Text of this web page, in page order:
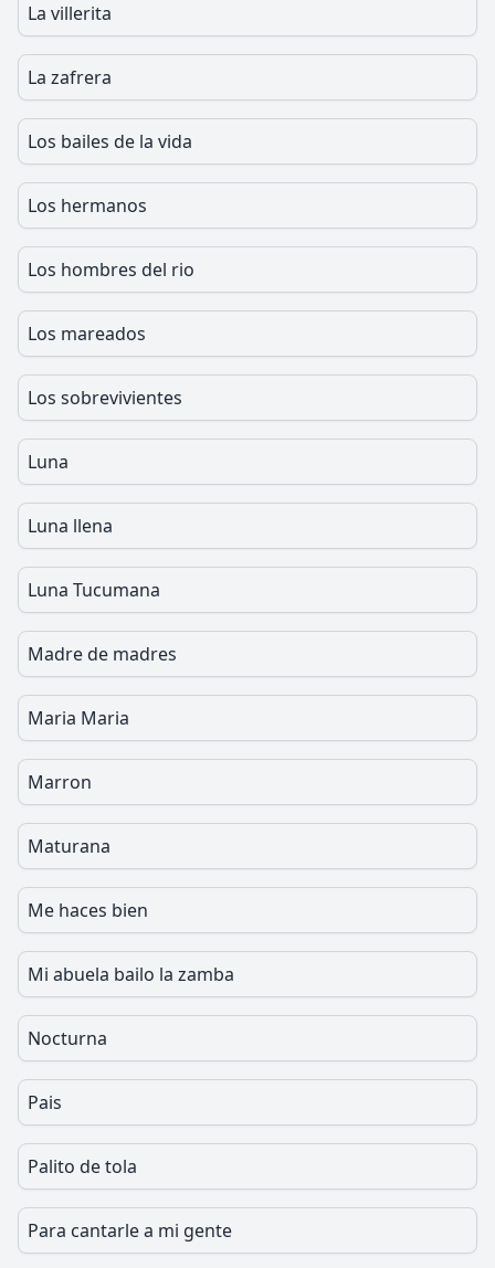
La villerita
La zafrera
Los bailes de la vida
Los hermanos
Los hombres del rio
Los mareados
Los sobrevivientes
Luna
Luna llena
Luna Tucumana
Madre de madres
Maria Maria
Marron
Maturana
Me haces bien
Mi abuela bailo la zamba
Nocturna
Pais
Palito de tola
Para cantarle a mi gente